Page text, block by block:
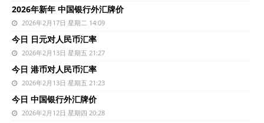
2026年新年 中国银行外汇牌价
2026年2月17日 星期二 14:09
今日 日元对人民币汇率
2026年2月13日 星期五 21:27
今日 港币对人民币汇率
2026年2月13日 星期五 21:23
今日 中国银行外汇牌价
2026年2月12日 星期四 20:28